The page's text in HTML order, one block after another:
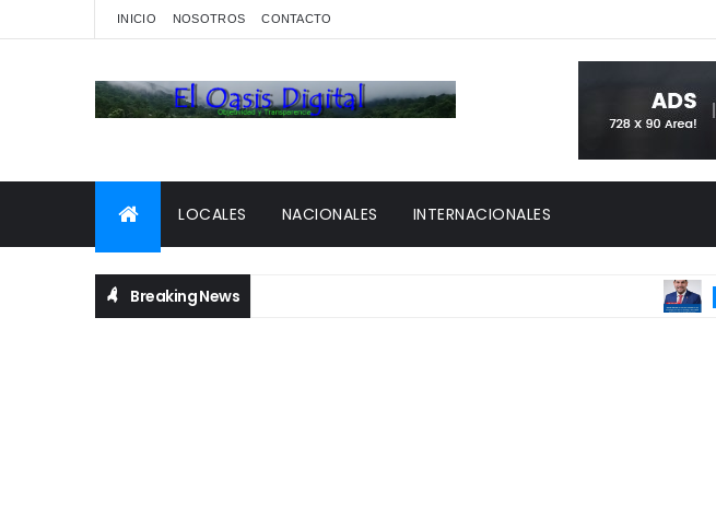
INICIO NOSOTROS CONTACTO
LOCALES NACIONALES INTERNACIONALES
Breaking News